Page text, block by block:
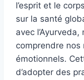
l’esprit et le
sur la santé
avec
comprendre
émotionnels.
d’adopter des